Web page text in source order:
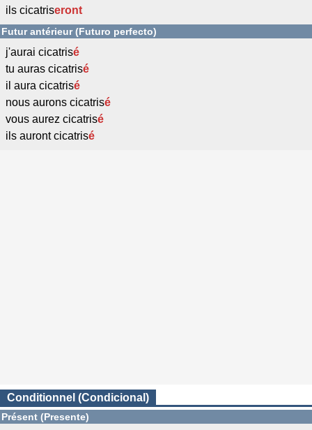
ils cicatriseront
Futur antérieur (Futuro perfecto)
j'aurai cicatrisé
tu auras cicatrisé
il aura cicatrisé
nous aurons cicatrisé
vous aurez cicatrisé
ils auront cicatrisé
Conditionnel (Condicional)
Présent (Presente)